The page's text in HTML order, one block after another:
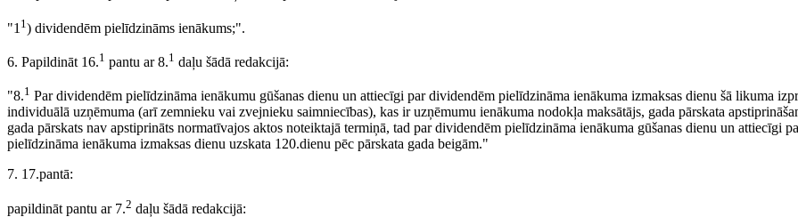
"1 1 ) dividendēm pielīdzināms ienākums;".
6. Papildināt 16.1 pantu ar 8.1 daļu šādā redakcijā:
"8.1 Par dividendēm pielīdzināma ienākumu gūšanas dienu un attiecīgi par dividendēm pielīdzināma ienākuma izmaksas dienu šā likuma
individuālā uzņēmuma (arī zemnieku vai zvejnieku saimniecības), kas ir uzņēmumu ienākuma nodokļa maksātājs, gada pārskata
gada pārskats nav apstiprināts normatīvajos aktos noteiktajā termiņā, tad par dividendēm pielīdzināma ienākuma gūšanas dienu un attiecīgi
pielīdzināma ienākuma izmaksas dienu uzskata 120.dienu pēc pārskata gada beigām."
7. 17.pantā:
papildināt pantu ar 7.2 daļu šādā redakcijā: